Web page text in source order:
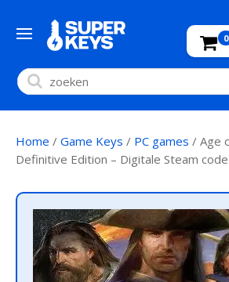
0
Home / Game Keys / PC games / Age
Definitive Edition – Digitale Steam code